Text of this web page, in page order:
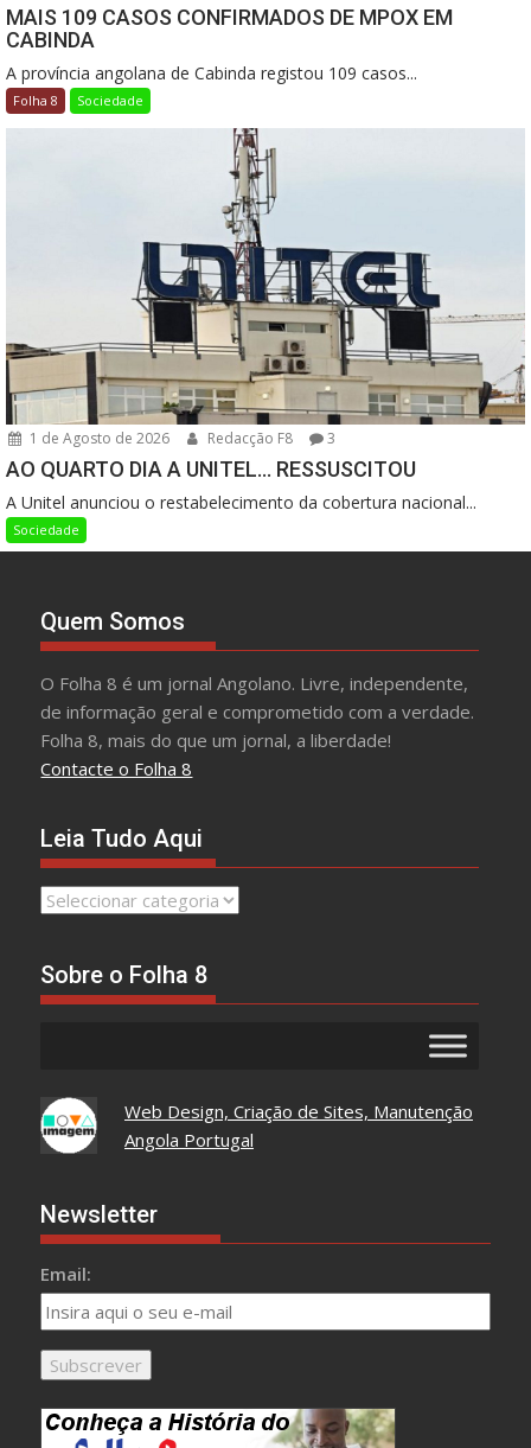
MAIS 109 CASOS CONFIRMADOS DE MPOX EM
CABINDA
A província angolana de Cabinda registou 109 casos...
Folha 8 Sociedade
1 de Agosto de 2026 Redacção F8 3
AO QUARTO DIA A UNITEL… RESSUSCITOU
A Unitel anunciou o restabelecimento da cobertura nacional...
Sociedade
Quem Somos
O Folha 8 é um jornal Angolano. Livre, independente,
de informação geral e comprometido com a verdade.
Folha 8, mais do que um jornal, a liberdade!
Contacte o Folha 8
Leia Tudo Aqui
Leia
Sobre o Folha 8
Web Design, Criação de Sites, Manutenção
Angola Portugal
Newsletter
Email: